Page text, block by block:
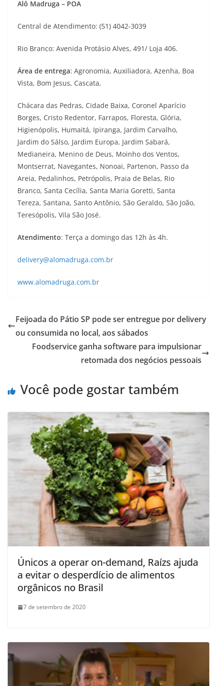
Alô Madruga – POA
Central de Atendimento: (51) 4042-3039
Rio Branco: Avenida Protásio Alves, 491/ Loja 406.
Área de entrega: Agronomia, Auxiliadora, Azenha, Boa
Vista, Bom Jesus, Cascata,
Chácara das Pedras, Cidade Baixa, Coronel Aparício
Borges, Cristo Redentor, Farrapos, Floresta, Glória,
Higienópolis, Humaitá, Ipiranga, Jardim Carvalho,
Jardim do Sálso, Jardim Europa, Jardim Sabará,
Medianeira, Menino de Deus, Moinho dos Ventos,
Montserrat, Navegantes, Nonoai, Partenon, Passo da
Areia, Pedalinhos, Petrópolis, Praia de Belas, Rio
Branco, Santa Cecília, Santa Maria Goretti, Santa
Tereza, Santana, Santo Antônio, São Geraldo, São João,
Teresópolis, Vila São José.
Atendimento: Terça a domingo das 12h às 4h.
delivery@alomadruga.com.br
www.alomadruga.com.br
Feijoada do Pátio SP pode ser entregue por delivery
ou consumida no local, aos sábados
Foodservice ganha software para impulsionar
retomada dos negócios pessoais
Você pode gostar também
Únicos a operar on-demand, Raízs ajuda
a evitar o desperdício de alimentos
orgânicos no Brasil
7 de setembro de 2020